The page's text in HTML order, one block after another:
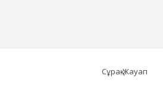
Сұрақ-Жауап